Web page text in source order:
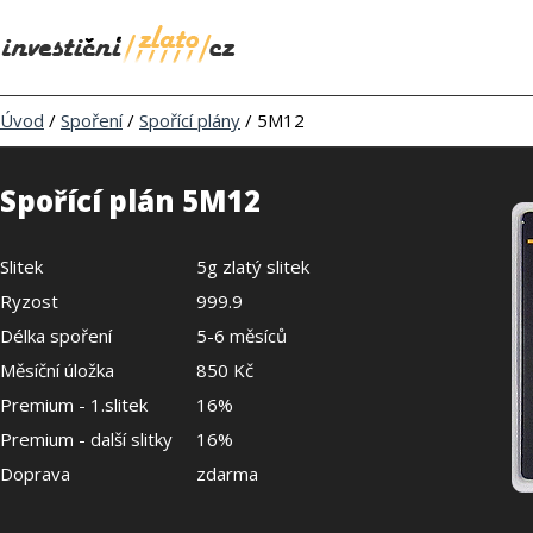
Spořící plán 5M12
Slitek
5g zlatý slitek
Ryzost
999.9
Délka spoření
5-6 měsíců
Měsíční úložka
850 Kč
Premium - 1.slitek
16%
Premium - další slitky
16%
Doprava
zdarma
Úvod / Spoření/ Spořící plány / 5M12